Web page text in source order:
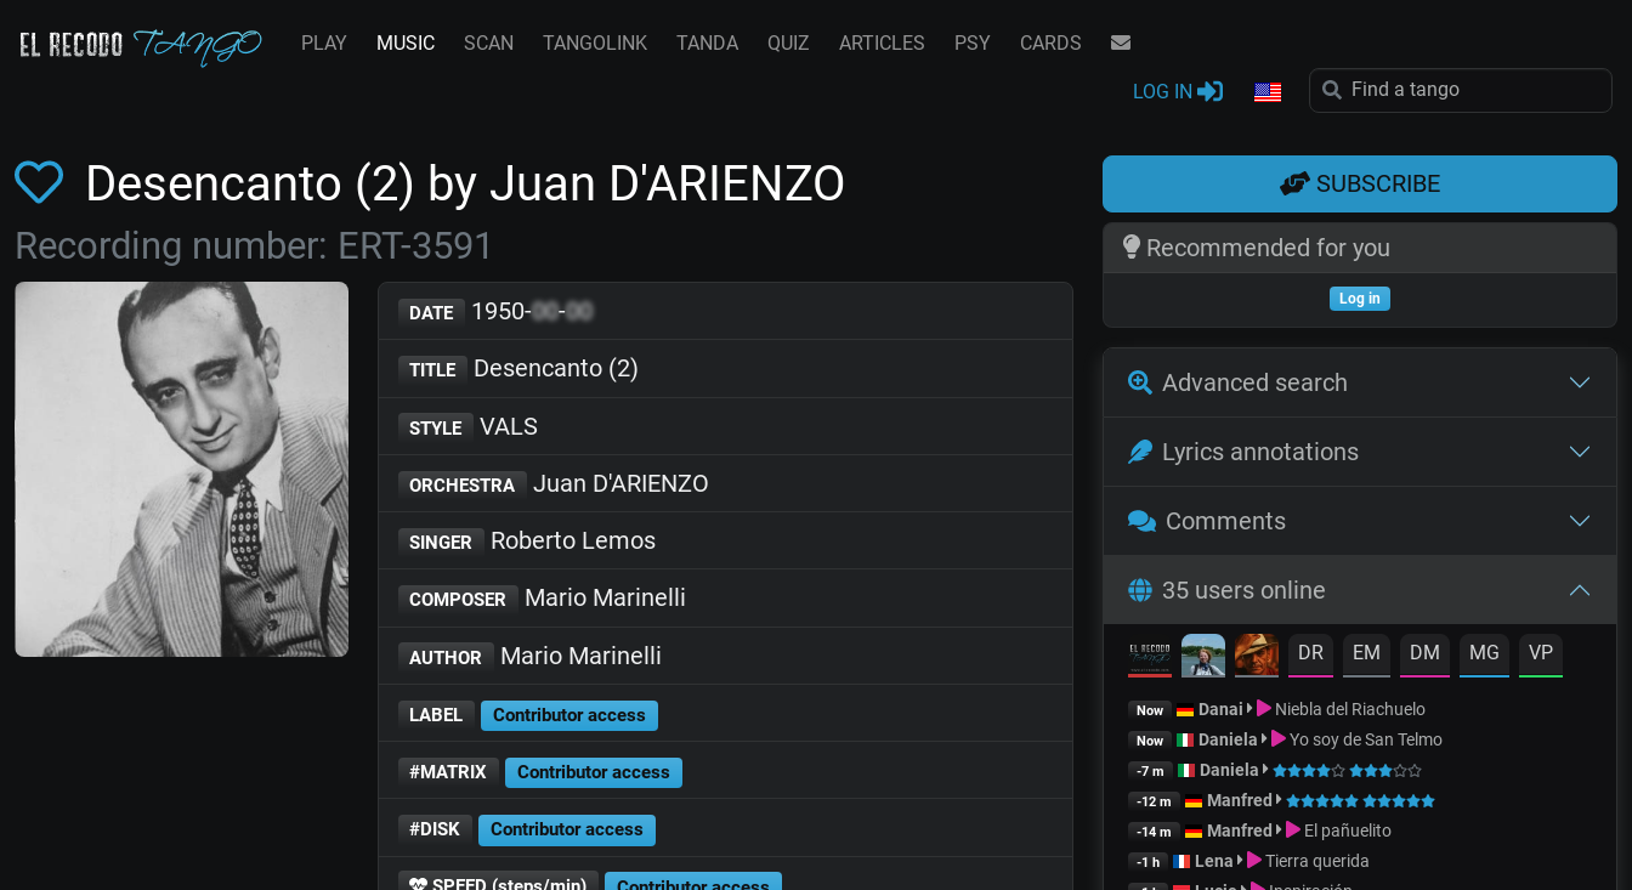
PLAY MUSIC SCAN TANGOLINK TANDA QUIZ ARTICLES PSY CARDS
LOG IN
Desencanto (2) by Juan D'ARIENZO
Recording number: ERT-3591
DATE 1950-00-00
TITLE Desencanto (2)
STYLE VALS
ORCHESTRA Juan D'ARIENZO
SINGER Roberto Lemos
COMPOSER Mario Marinelli
AUTHOR Mario Marinelli
LABEL Contributor access
#MATRIX Contributor access
#DISK Contributor access
SUBSCRIBE
Recommended for you
Log in
Advanced search
Lyrics annotations
Comments
35 users online
DR EM DM MG VP
Now Danai Niebla del Riachuelo
Now Daniela Yo soy de San Telmo
-7 m Daniela
-12 m Manfred
-14 m Manfred El pañuelito
-1 h Lena Tierra querida